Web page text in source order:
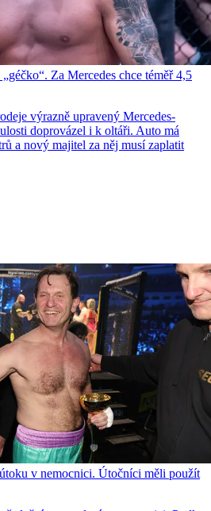
Za Mercedes chce téměř 4,5
výrazně upravený Mercedes-
doprovázel i k oltáři. Auto má
a nový majitel za něj musí zaplatit
v nemocnici. Útočníci měli použít